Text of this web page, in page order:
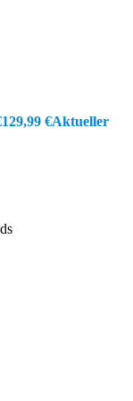
129,99 €Aktueller